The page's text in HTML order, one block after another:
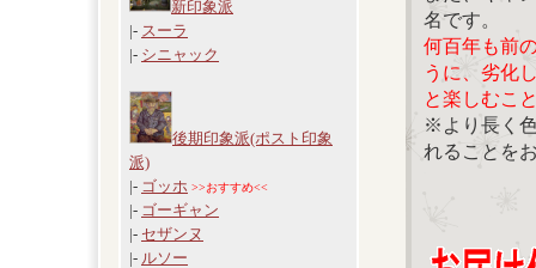
新印象派
|- スーラ
|- シニャック
後期印象派(ポスト印象
派)
|- ゴッホ >>おすすめ<<
|- ゴーギャン
|- セザンヌ
|- ルソー
名です。
何百年も前
うに、劣化
と楽しむこ
※より長く
れることを